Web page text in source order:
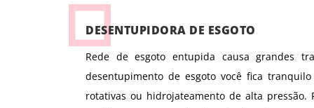
DESENTUPIDORA DE ESGOTO
Rede de esgoto entupida causa grandes
desentupimento de esgoto você fica
rotativas ou hidrojateamento de alta pressão.